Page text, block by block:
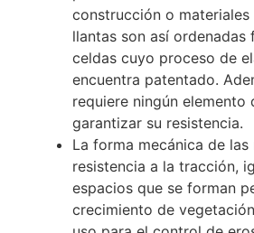
construcción o
llantas son así ordenadas
celdas cuyo proceso de
encuentra patentado.
requiere ningún elemento
garantizar su resistencia.
La forma mecánica de las
resistencia a la tracción,
espacios que se forman
crecimiento de